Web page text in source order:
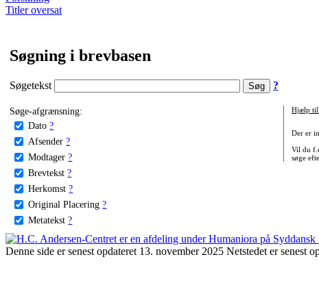
Titler oversat
Søgning i brevbasen
Søgetekst ?
Søge-afgrænsning:
Dato ?
Afsender ?
Modtager ?
Brevtekst ?
Herkomst ?
Original Placering ?
Metatekst ?
Hjælp til
Der er
Vil du
søge
Denne side er senest opdateret 13. november 2025 Netstedet er senest